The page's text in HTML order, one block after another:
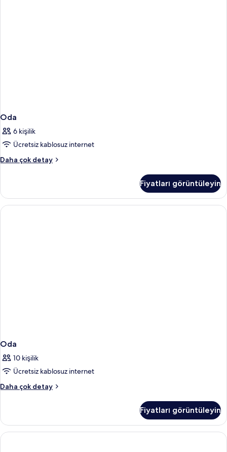
Oda
6 kişilik
Ücretsiz kablosuz internet
Daha çok detay
Oda
detay
Fiyatları görüntüleyin
Oda
10 kişilik
Ücretsiz kablosuz internet
Daha çok detay
Oda
detay
Fiyatları görüntüleyin